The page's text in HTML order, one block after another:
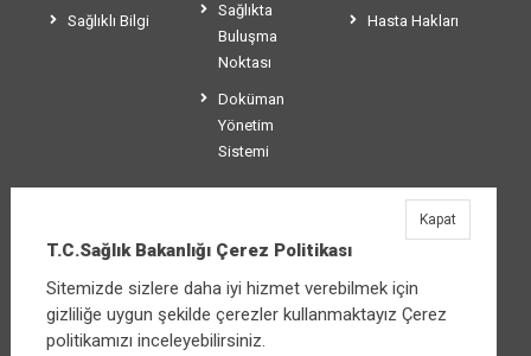
Sağlıklı Bilgi
Sağlıkta
Buluşma
Noktası
Doküman
Yönetim
Sistemi
Hasta Hakları
T.C.Sağlık Bakanlığı
Üniversiteler Mahallesi Şehit Mehmet Bayraktar
Caddesi No:3 Çankaya/Ankara
Santral:+90 312 585 10 00
T.C.Sağlık Bakanlığı Çerez Politikası
Sitemizde sizlere daha iyi hizmet verebilmek için
gizliliğe uygun şekilde çerezler kullanmaktayız Çerez
politikamızı inceleyebilirsiniz.
Kapat